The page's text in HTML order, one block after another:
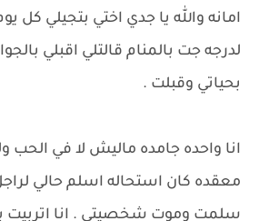
امانه والله يا جدي اختي بتجيلي
لدرجه جت بالمنام قالتلي اقبلي
بحياتي وقبلت .
انا واحده جامده ماليش لا في الحب
معقده كان استحاله اسلم حالي
سلمت وموت شخصيتي . انا اتربيت